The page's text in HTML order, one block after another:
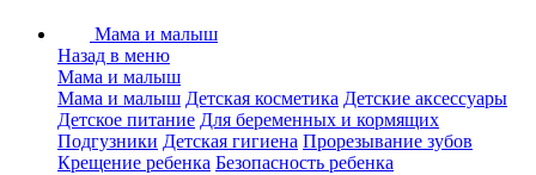
Мама и малыш
Назад в меню
Мама и малыш
Мама и малыш Детская косметика Детские аксессуары
Детское питание Для беременных и кормящих
Подгузники Детская гигиена Прорезывание зубов
Крещение ребенка Безопасность ребенка